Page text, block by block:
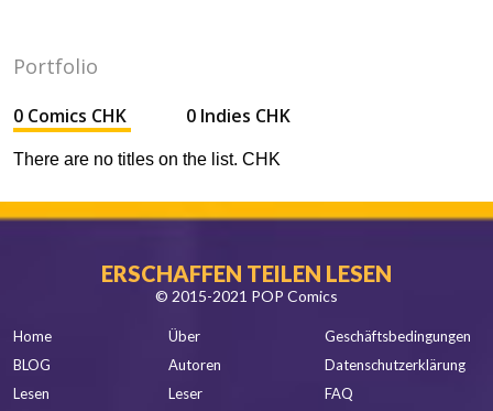
Portfolio
0 Comics CHK 0 Indies CHK
There are no titles on the list. CHK
ERSCHAFFEN TEILEN LESEN
© 2015-2021 POP Comics
Home
BLOG
Lesen
Über
Autoren
Leser
Geschäftsbedingungen
Datenschutzerklärung
FAQ